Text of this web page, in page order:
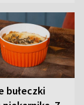
bułeczki